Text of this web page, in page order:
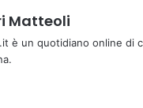
Matteoli
è un quotidiano online